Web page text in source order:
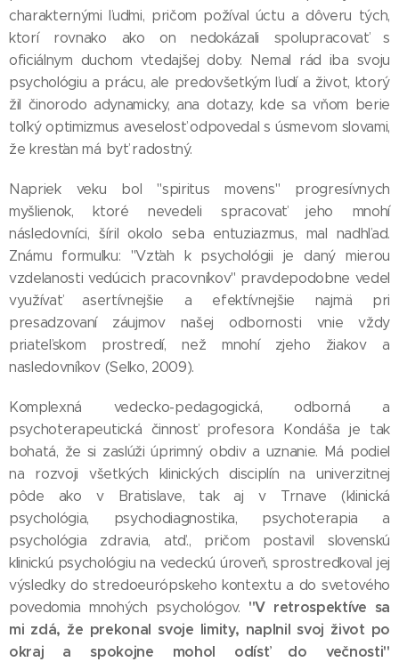
charakternými ľuďmi, pričom požíval úctu a dôveru tých,
ktorí rovnako ako on nedokázali spolupracovať s
oficiálnym duchom vtedajšej doby. Nemal rád iba svoju
psychológiu a prácu, ale predovšetkým ľudí a život, ktorý
žil činorodo adynamicky, ana dotazy, kde sa vňom berie
toľký optimizmus aveselosť odpovedal s úsmevom slovami,
že kresťan má byť radostný.
Napriek veku bol "spiritus movens" progresívnych
myšlienok, ktoré nevedeli spracovať jeho mnohí
následovníci, šíril okolo seba entuziazmus, mal nadhľad.
Známu formulku: "Vzťah k psychológii je daný mierou
vzdelanosti vedúcich pracovníkov" pravdepodobne vedel
využívať asertívnejšie a efektívnejšie najmä pri
presadzovaní záujmov našej odbornosti vnie vždy
priateľskom prostredí, než mnohí zjeho žiakov a
nasledovníkov (Selko, 2009).
Komplexná vedecko-pedagogická, odborná a
psychoterapeutická činnosť profesora Kondáša je tak
bohatá, že si zaslúži úprimný obdiv a uznanie. Má podiel
na rozvoji všetkých klinických disciplín na univerzitnej
pôde ako v Bratislave, tak aj v Trnave (klinická
psychológia, psychodiagnostika, psychoterapia a
psychológia zdravia, atď., pričom postavil slovenskú
klinickú psychológiu na vedeckú úroveň, sprostredkoval jej
výsledky do stredoeurópskeho kontextu a do svetového
povedomia mnohých psychológov. "V retrospektíve sa
mi zdá, že prekonal svoje limity, naplnil svoj život po
okraj a spokojne mohol odísť do večnosti"